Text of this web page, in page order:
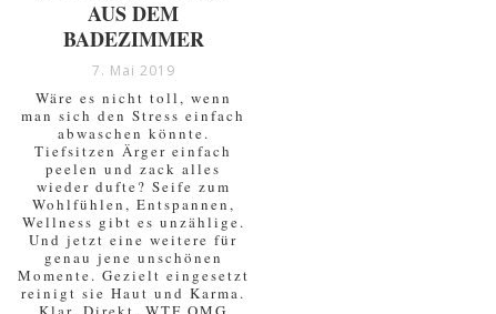
US DEM B
ADEZIMMER
7. Mai 2019
Wäre es nicht toll, wenn
man sich den Stress einfach
abwaschen könnte.
Tiefsitzen Ärger einfach
peelen und zack alles
wieder dufte? Seife zum
Wohlfühlen, Entspannen,
Wellness gibt es unzählige.
Und jetzt eine weitere für
genau jene unschönen
Momente. Gezielt eingesetzt
reinigt sie Haut und Karma.